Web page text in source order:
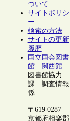
ついて
サイトポリシ
ー
検索の方法
サイトの更新
履歴
国立国会図書
館 関西館
図書館協力
課 調査情報
係
〒619-0287
京都府相楽郡